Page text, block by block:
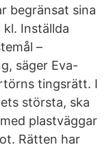
begränsat sina
Inställda
–
säger Eva-
tingsrätt. I
största, ska
plastväggar
Rätten har